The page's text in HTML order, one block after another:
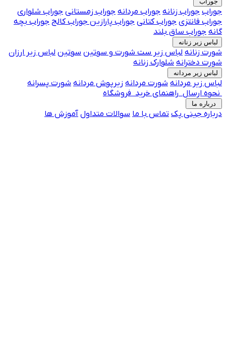
جوراب زنانه جوراب مردانه جوراب زمستانی جوراب شلواری
فانتزی جوراب کتانی جوراب پارازینجوراب کالج جوراب بچه
ساق بلند
زنانه
لباس زیرست شورت و سوتین سوتین لباس زیر ارزان
شلوارک زنانه
مردانه
مردانه شورت مردانه زیرپوش مردانه شورت پسرانه
ارسال راهنمای خرید فروشگاه
ما
جینی پک تماس با ما سوالات متداول آموزش ها جوراب فانتزی پرفروش